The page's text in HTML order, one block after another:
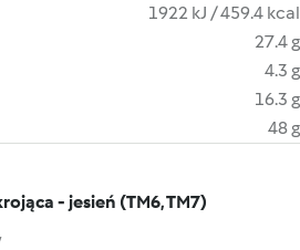
1922 kJ / 459.4 kcal
27.4 g
4.3 g
16.3 g
48 g
- jesień (TM6, TM7)